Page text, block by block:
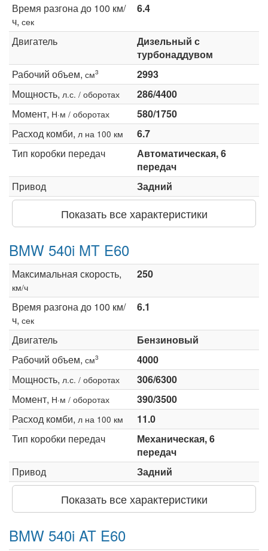
Время разгона до 100 км/
ч, сек
6.4
Двигатель
Дизельный с
турбонаддувом
Рабочий объем, см3
2993
Мощность, л.с. / оборотах
286/4400
Момент, Н·м / оборотах
580/1750
Расход комби, л на 100 км
6.7
Тип коробки передач
Автоматическая, 6
передач
Привод
Задний
Показать все характеристики
BMW 540i MT E60
Максимальная скорость,
км/ч
250
Время разгона до 100 км/
ч, сек
6.1
Двигатель
Бензиновый
Рабочий объем, см3
4000
Мощность, л.с. / оборотах
306/6300
Момент, Н·м / оборотах
390/3500
Расход комби, л на 100 км
11.0
Тип коробки передач
Механическая, 6
передач
Привод
Задний
Показать все характеристики
BMW 540i AT E60